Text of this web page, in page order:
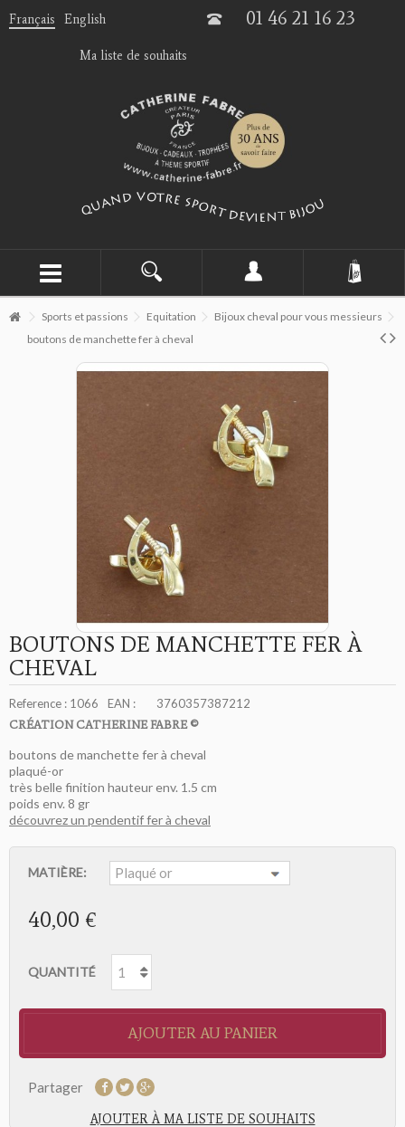
Français English 01 46 21 16 23
Ma liste de souhaits
Sports et passions Equitation
Bijoux cheval pour vous messieurs
boutons de manchette fer à cheval
BOUTONS DE MANCHETTE FER À
CHEVAL
Reference : 1066 EAN : 3760357387212
CRÉATION CATHERINE FABRE ©
boutons de manchette fer à cheval
plaqué-or
très belle finition hauteur env. 1.5 cm
poids env. 8 gr
découvrez un pendentif fer à cheval
MATIÈRE:
40,00 €
QUANTITÉ
AJOUTER AU PANIER
Partager
AJOUTER À MA LISTE DE SOUHAITS